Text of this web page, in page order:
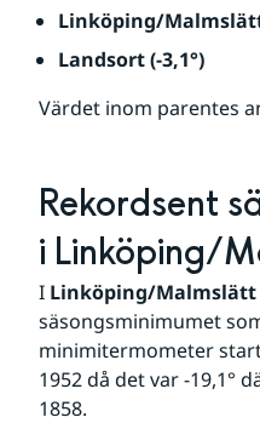
Linköping/Malmslätt
Landsort (-3,1°)
Värdet inom parentes
Rekordsent
i Linköping/
I Linköping/Malmslätt
säsongsminimumet
minimitermometer
1952 då det var -19,1°
1858.